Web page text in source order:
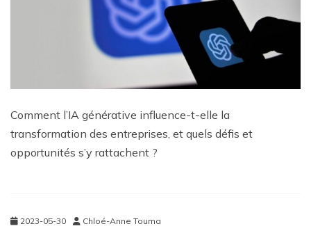
Comment l’IA générative influence-t-elle la
transformation des entreprises, et quels défis et
opportunités s’y rattachent ?
2023-05-30 Chloé-Anne Touma